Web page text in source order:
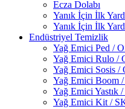
Ecza Dolabı
Yanık İçin İlk
Yanık İçin İlk
Endüstriyel Temizlik
Yağ Emici Ped /
Yağ Emici Rulo /
Yağ Emici Sosis /
Yağ Emici Boom
Yağ Emici Yastık
Yağ Emici Kit /